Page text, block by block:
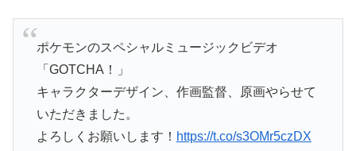
ポケモンのスペシャルミュージックビデオ
「GOTCHA！」
キャラクターデザイン、作画監督、原画やらせて
いただきました。
よろしくお願いします！ https://t.co/s3OMr5czDX